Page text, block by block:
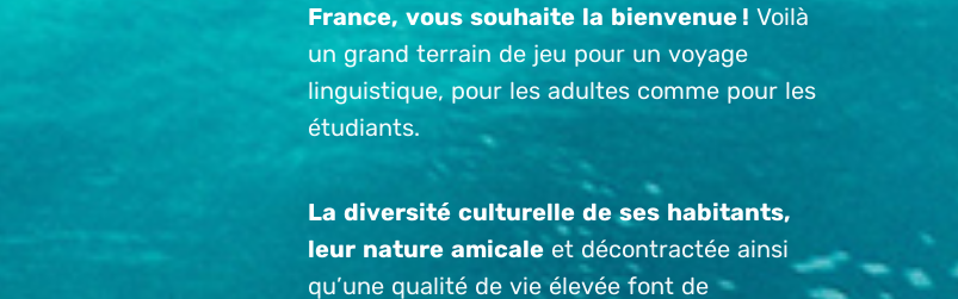
France, vous souhaite la bienvenue ! Voilà
un grand terrain de jeu pour un voyage
linguistique, pour les adultes comme pour les
étudiants.
La diversité culturelle de ses habitants,
leur nature amicaleet décontractée ainsi
qu’une qualité de vie élevée font de